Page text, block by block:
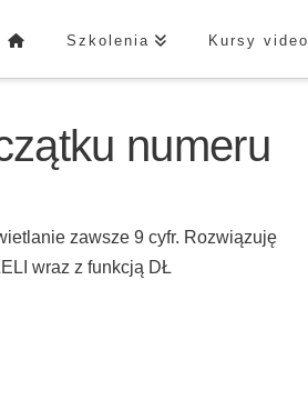
Szkolenia Kursy video
numeru
zawsze 9 cyfr. Rozwiązuję
wraz z funkcją DŁ